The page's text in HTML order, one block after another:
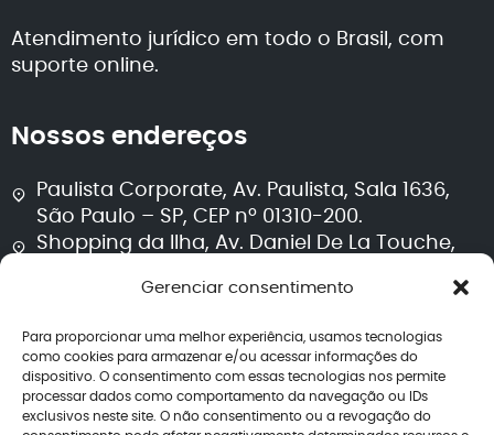
Gerenciar consentimento
Para proporcionar uma melhor experiência, usamos tecnologias
como cookies para armazenar e/ou acessar informações do
dispositivo. O consentimento com essas tecnologias nos permite
processar dados como comportamento da navegação ou IDs
exclusivos neste site. O não consentimento ou a revogação do
Atendimento jurídico em todo o Brasil, com
suporte online.
Nossos endereços
Paulista Corporate, Av. Paulista, Sala 1636,
São Paulo – SP, CEP nº 01310-200.
Shopping da Ilha, Av. Daniel De La Touche,
Segurança e transparência
Política de privacidade
Termos de uso